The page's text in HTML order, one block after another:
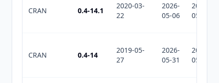
CRAN 0.4-14.1
2020-03-
22
2026-
05-06
2026-
05-31
CRAN 0.4-14
2019-05-
27
2026-
05-31
2026-
05-31